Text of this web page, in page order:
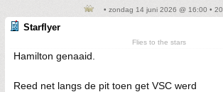
• zondag 14 juni 2026 @ 16:00 • 20
Starflyer
Flies to the stars
Hamilton genaaid.
Reed net langs de pit toen get VSC werd